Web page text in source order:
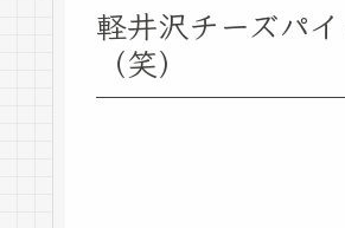
軽井沢チーズパ
（笑）